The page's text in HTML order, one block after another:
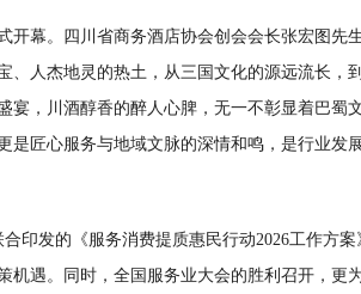
开幕。四川省商务酒店协会创会会长张宏图
、人杰地灵的热土，从三国文化的源远流长，
宴，川酒醇香的醉人心脾，无一不彰显着巴蜀
是匠心服务与地域文脉的深情和鸣，是行业发
印发的《服务消费提质惠民行动2026工作方
机遇。同时，全国服务业大会的胜利召开，更